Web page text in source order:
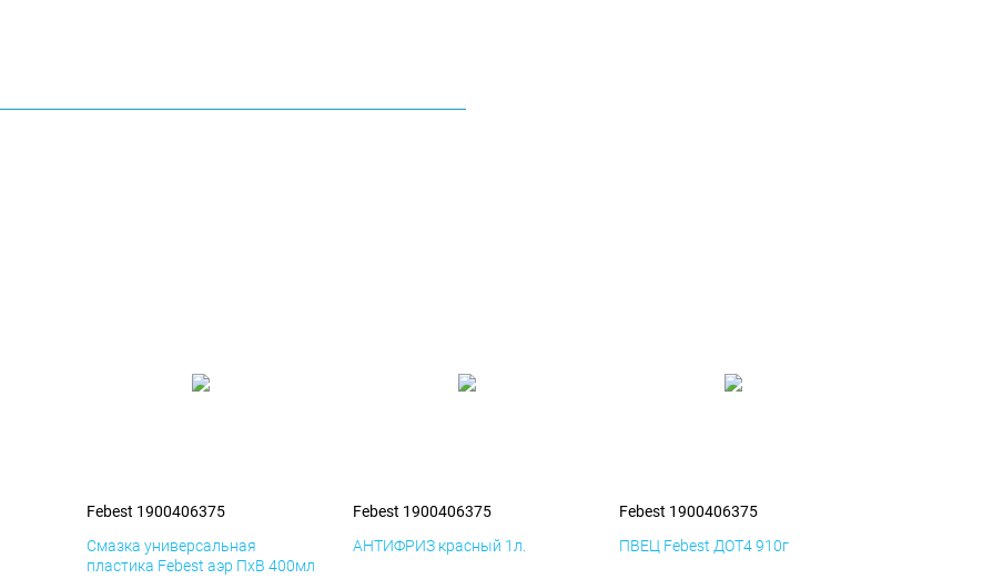
Febest 1900406375
Смазка универсальная
пластика Febest аэр ПхВ 400мл
Febest 1900406375
АНТИФРИЗ красный 1л.
Febest 1900406375
ПВЕЦ Febest ДОТ4 910г